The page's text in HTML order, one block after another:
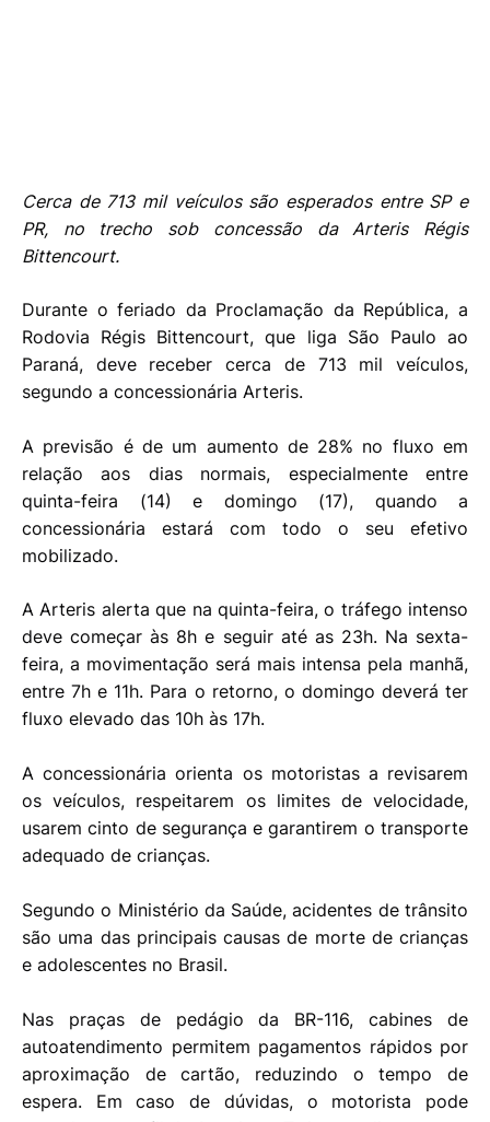
Cerca de 713 mil veículos são esperados entre SP e
PR, no trecho sob concessão da Arteris Régis
Bittencourt.
Durante o feriado da Proclamação da República, a
Rodovia Régis Bittencourt, que liga São Paulo ao
Paraná, deve receber cerca de 713 mil veículos,
segundo a concessionária Arteris.
A previsão é de um aumento de 28% no fluxo em
relação aos dias normais, especialmente entre
quinta-feira (14) e domingo (17), quando a
concessionária estará com todo o seu efetivo
mobilizado.
A Arteris alerta que na quinta-feira, o tráfego intenso
deve começar às 8h e seguir até as 23h. Na sexta-
feira, a movimentação será mais intensa pela manhã,
entre 7h e 11h. Para o retorno, o domingo deverá ter
fluxo elevado das 10h às 17h.
A concessionária orienta os motoristas a revisarem
os veículos, respeitarem os limites de velocidade,
usarem cinto de segurança e garantirem o transporte
adequado de crianças.
Segundo o Ministério da Saúde, acidentes de trânsito
são uma das principais causas de morte de crianças
e adolescentes no Brasil.
Nas praças de pedágio da BR-116, cabines de
autoatendimento permitem pagamentos rápidos por
aproximação de cartão, reduzindo o tempo de
espera. Em caso de dúvidas, o motorista pode